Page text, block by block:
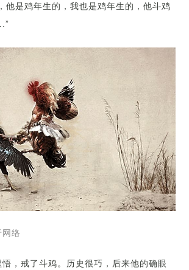
他是鸡年生的，我也是鸡年生的，他斗鸡
络
，戒了斗鸡。历史很巧，后来他的确眼